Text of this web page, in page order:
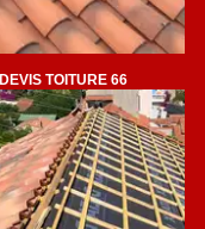
DEVIS TOITURE 66